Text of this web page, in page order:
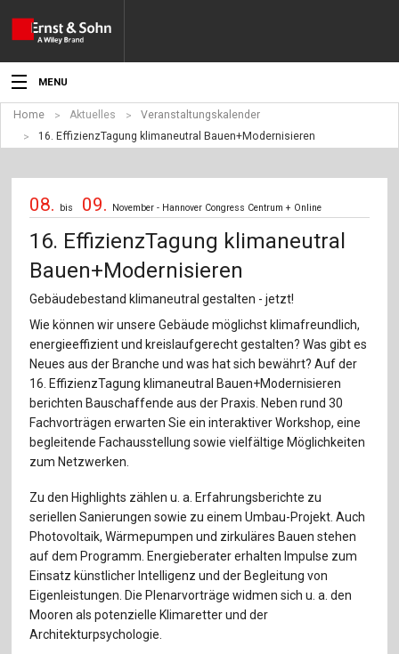
MENU
Aktuelles
Angebote
Fachgebiete
Produkte
Werben
Service
Für Autor:innen
Verlag
Home Aktuelles
Veranstaltungskalender
16. EffizienzTagung klimaneutral Bauen+Modernisieren
08. bis 09. November - Hannover Congress Centrum + Online
16. EffizienzTagung klimaneutral
Bauen+Modernisieren
Gebäudebestand klimaneutral gestalten - jetzt!
Wie können wir unsere Gebäude möglichst klimafreundlich,
energieeffizient und kreislaufgerecht gestalten? Was gibt es
Neues aus der Branche und was hat sich bewährt? Auf der
16. EffizienzTagung klimaneutral Bauen+Modernisieren
berichten Bauschaffende aus der Praxis. Neben rund 30
Fachvorträgen erwarten Sie ein interaktiver Workshop, eine
begleitende Fachausstellung sowie vielfältige Möglichkeiten
zum Netzwerken.
Zu den Highlights zählen u. a. Erfahrungsberichte zu
seriellen Sanierungen sowie zu einem Umbau-Projekt. Auch
Photovoltaik, Wärmepumpen und zirkuläres Bauen stehen
auf dem Programm. Energieberater erhalten Impulse zum
Einsatz künstlicher Intelligenz und der Begleitung von
Eigenleistungen. Die Plenarvorträge widmen sich u. a. den
Mooren als potenzielle Klimaretter und der
Architekturpsychologie.